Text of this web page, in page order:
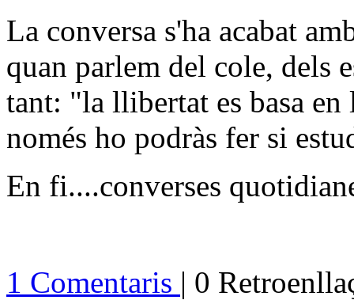
La conversa s'ha acabat
quan parlem del cole, dels
tant: "la llibertat es basa
només ho podràs fer si
En fi....converses
1 Comentaris | 0